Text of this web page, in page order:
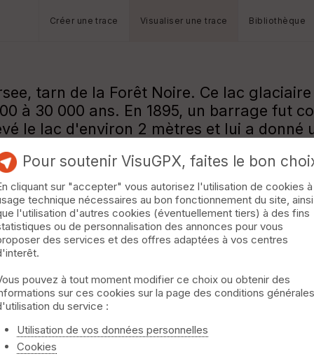
Créer une trace Visualiser une trace Bibliothèque
tarn de la Forêt Noire. Ce lac
à 30 000 ans. En 1895, un barrage fut
le lac d'environ 2 mètres et lui a donné
d'envasement du lac s'est détachée
d'un réseau dense de racines, de
et une myriade de nénuphars
point de vue sur le lac. La seule
qui sillonne le flanc de
Pour soutenir VisuGPX, faites le bon
cliquant sur "accepter" vous autorisez l'utilisation de cookies à
technique nécessaires au bon fonctionnement du site, ainsi
l'utilisation d'autres cookies (éventuellement tiers) à des fins
ou de personnalisation des annonces pour vous
des services et des offres adaptées à vos centres
pouvez à tout moment modifier ce choix ou obtenir des
sur ces cookies sur la page des conditions générales
du service :
Utilisation de vos données personnelles
Cookies